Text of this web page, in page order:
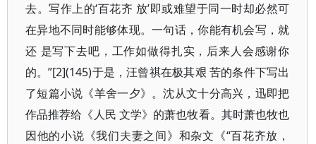
去。写作上的‘百花齐 放’即或难望于同一时却必然可
在异地不同时能够体现。一句话，你能有机会写，就
还 是写下去吧，工作如做得扎实，后来人会感谢你
的。”[2](145)于是，汪曾祺在极其艰 苦的条件下写出
了短篇小说《羊舍一夕》。沈从文十分高兴，迅即把
作品推荐给《人民 文学》的萧也牧看。其时萧也牧也
因他的小说《我们夫妻之间》和杂文《“百花齐放，